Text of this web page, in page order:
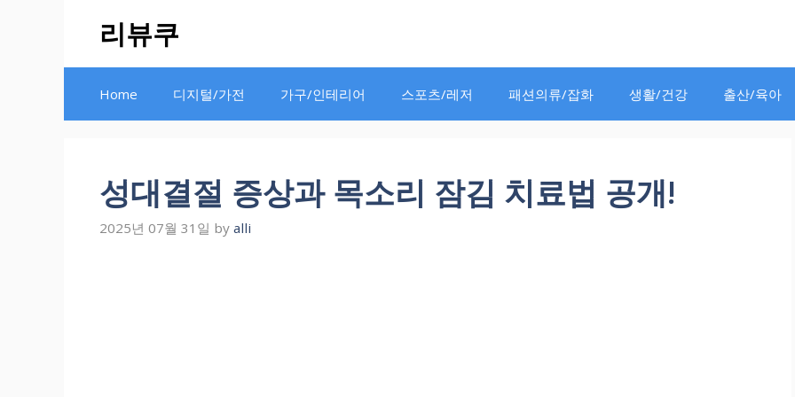
리뷰쿠
Home 디지털/가전 가구/인테리어 스포츠/레저 패션의류/잡화 생활/건강 출산/육아
성대결절 증상과 목소리 잠김 치료법 공개!
2025년 07월 31일 by alli